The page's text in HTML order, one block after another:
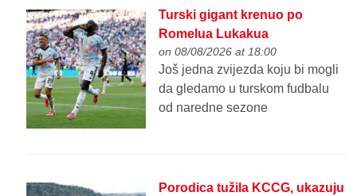
Turski gigant krenuo po
Romelua Lukakua
on 08/08/2026 at 18:00
Još jedna zvijezda koju bi mogli
da gledamo u turskom fudbalu
od naredne sezone
Porodica tužila KCCG, ukazuju